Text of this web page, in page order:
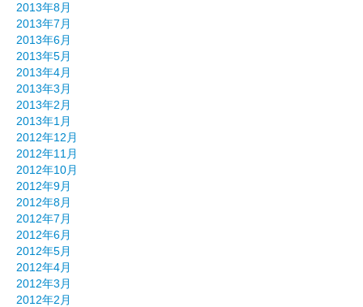
2013年8月
2013年7月
2013年6月
2013年5月
2013年4月
2013年3月
2013年2月
2013年1月
2012年12月
2012年11月
2012年10月
2012年9月
2012年8月
2012年7月
2012年6月
2012年5月
2012年4月
2012年3月
2012年2月